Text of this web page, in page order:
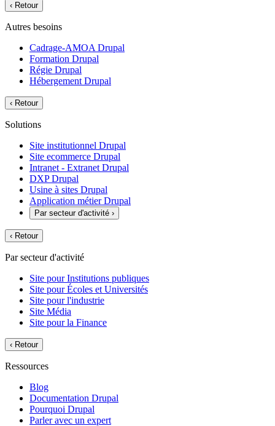
‹ Retour
Autres besoins
Cadrage-AMOA Drupal
Formation Drupal
Régie Drupal
Hébergement Drupal
‹ Retour
Solutions
Site institutionnel Drupal
Site ecommerce Drupal
Intranet - Extranet Drupal
DXP Drupal
Usine à sites Drupal
Application métier Drupal
Par secteur d'activité ›
‹ Retour
Par secteur d'activité
Site pour Institutions publiques
Site pour Écoles et Universités
Site pour l'industrie
Site Média
Site pour la Finance
‹ Retour
Ressources
Blog
Documentation Drupal
Pourquoi Drupal
Parler avec un expert